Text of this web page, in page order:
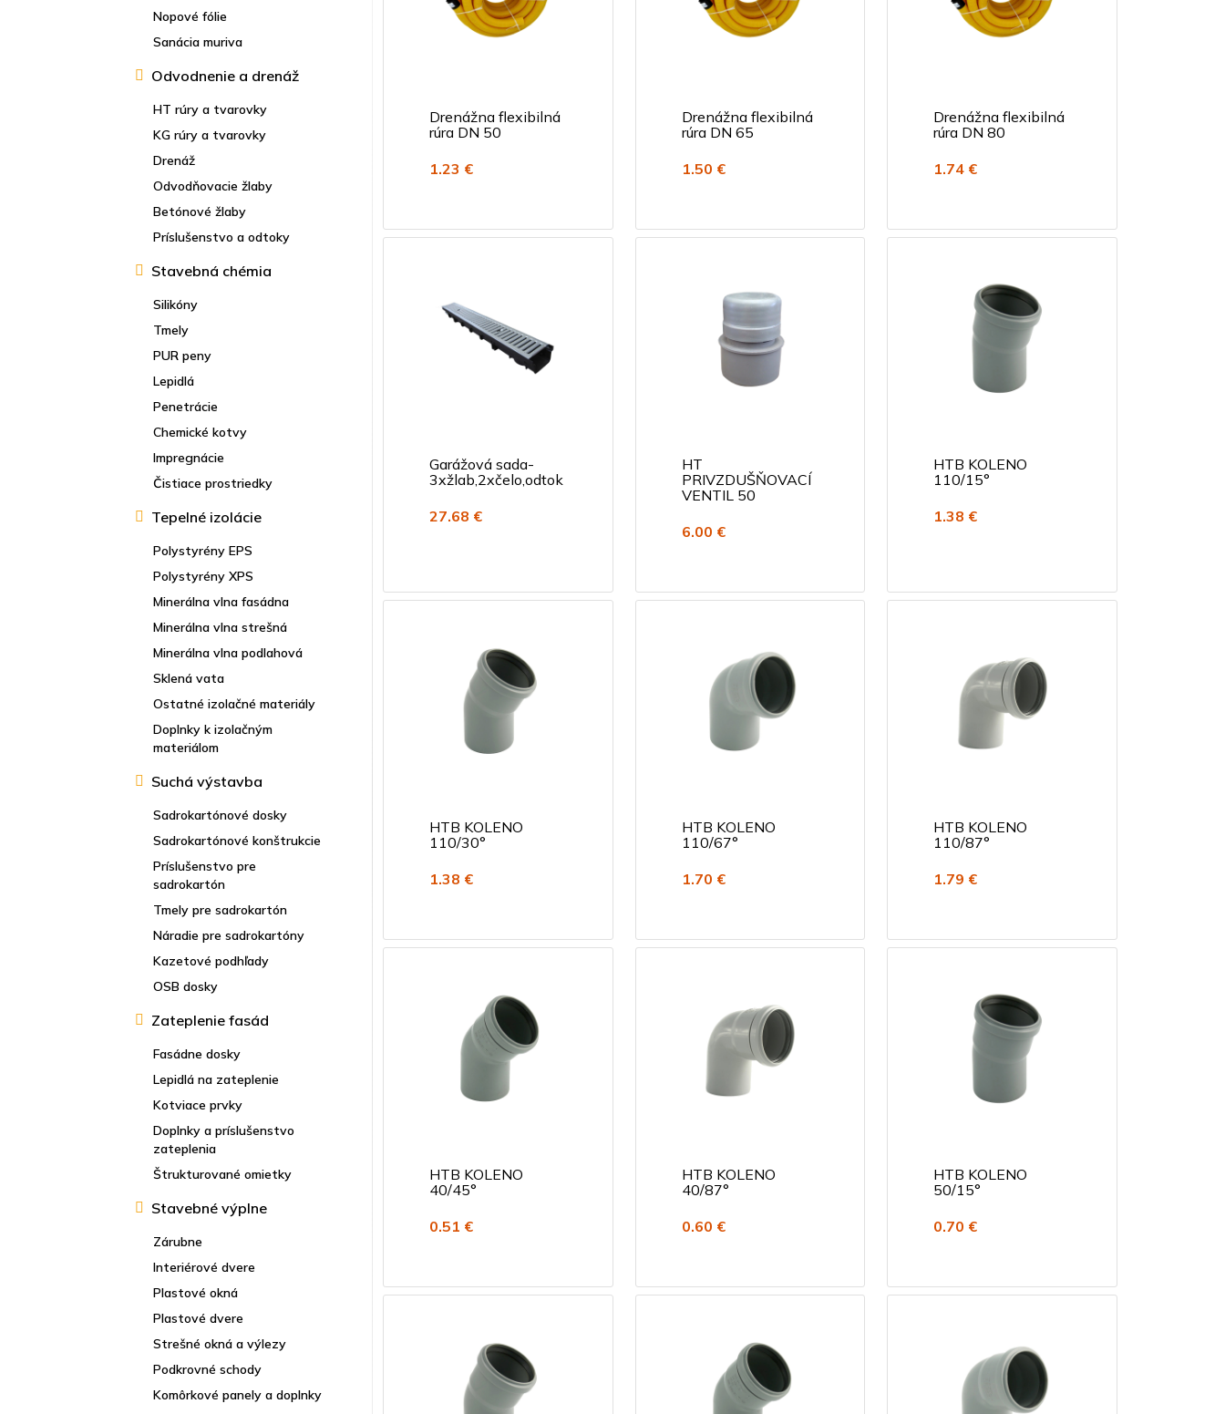
Nopové fólie
Sanácia muriva
Odvodnenie a drenáž
HT rúry a tvarovky
KG rúry a tvarovky
Drenáž
Odvodňovacie žlaby
Betónové žlaby
Príslušenstvo a odtoky
Stavebná chémia
Silikóny
Tmely
PUR peny
Lepidlá
Penetrácie
Chemické kotvy
Impregnácie
Čistiace prostriedky
Tepelné izolácie
Polystyrény EPS
Polystyrény XPS
Minerálna vlna fasádna
Minerálna vlna strešná
Minerálna vlna podlahová
Sklená vata
Ostatné izolačné materiály
Doplnky k izolačným
materiálom
Suchá výstavba
Sadrokartónové dosky
Sadrokartónové konštrukcie
Príslušenstvo pre
sadrokartón
Tmely pre sadrokartón
Náradie pre sadrokartóny
Kazetové podhľady
OSB dosky
Zateplenie fasád
Fasádne dosky
Lepidlá na zateplenie
Kotviace prvky
Doplnky a príslušenstvo
zateplenia
Štrukturované omietky
Stavebné výplne
Zárubne
Interiérové dvere
Plastové okná
Plastové dvere
Strešné okná a výlezy
Podkrovné schody
Komôrkové panely a doplnky
Drenážna flexibilná
rúra DN 50
1.23 €
Drenážna flexibilná
rúra DN 65
1.50 €
Drenážna flexibilná
rúra DN 80
1.74 €
Garážová sada-
3xžlab,2xčelo,odtok
27.68 €
HT
PRIVZDUŠŇOVACÍ
VENTIL 50
6.00 €
HTB KOLENO
110/15°
1.38 €
HTB KOLENO
110/30°
1.38 €
HTB KOLENO
110/67°
1.70 €
HTB KOLENO
110/87°
1.79 €
HTB KOLENO
40/45°
0.51 €
HTB KOLENO
40/87°
0.60 €
HTB KOLENO
50/15°
0.70 €